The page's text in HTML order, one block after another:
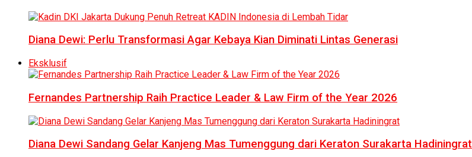
Diana Dewi: Perlu Transformasi Agar Kebaya Kian Diminati Lintas Generasi
Eksklusif
Fernandes Partnership Raih Practice Leader & Law Firm of the Year 2026
Diana Dewi Sandang Gelar Kanjeng Mas Tumenggung dari Keraton Surakarta Hadiningrat